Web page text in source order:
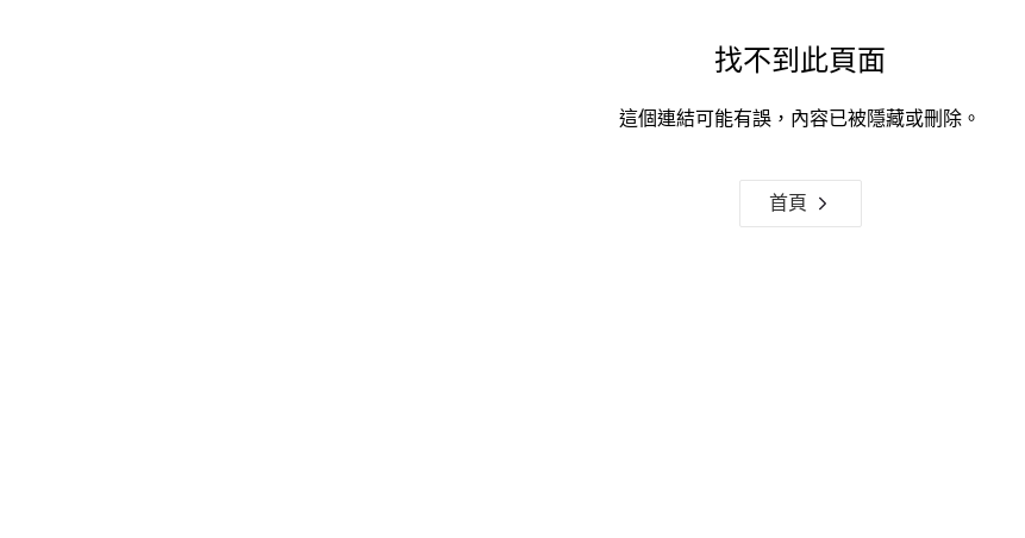
找不到此頁面
這個連結可能有誤，內容已被隱藏或刪除。
首頁